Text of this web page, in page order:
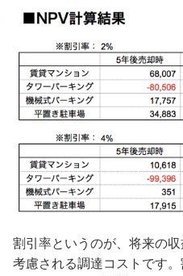
割引率というのが、将来の
考慮される調達コストです